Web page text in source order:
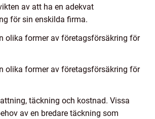
av att ha en adekvat
för sin enskilda firma.
olika former av företagsförsäkring för
olika former av företagsförsäkring för
täckning och kostnad. Vissa
av en bredare täckning som